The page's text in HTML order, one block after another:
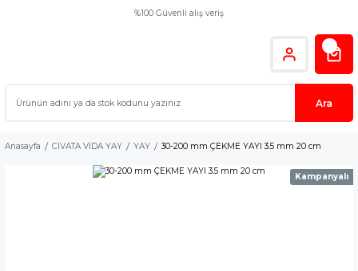
%100 Güvenli alış veriş
Ara
Anasayfa CİVATA VİDA YAY YAY 30-200 mm ÇEKME YAYI 3.5 mm 20 cm
Kampanyalı